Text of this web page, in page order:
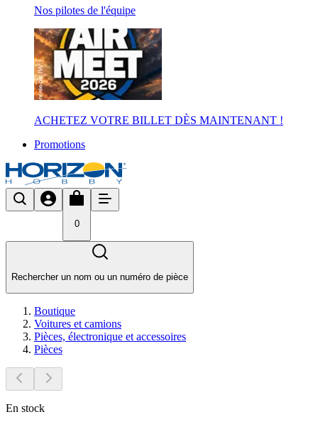
Nos pilotes de l'équipe
ACHETEZ VOTRE BILLET DÈS MAINTENANT !
Promotions
0
Rechercher un nom ou un numéro de pièce
Boutique
Voitures et camions
Pièces, électronique et accessoires
Pièces
En stock